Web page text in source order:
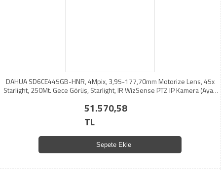
DAHUA SD6CE445GB-HNR, 4Mpix, 3,95-177,70mm Motorize Lens, 45x
Starlight, 250Mt. Gece Görüş, Starlight, IR WizSense PTZ IP Kamera (Ayak
51.570,58
TL
Sepete Ekle